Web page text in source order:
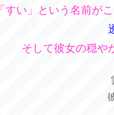
「すい」という名前が
そして彼女の穏や